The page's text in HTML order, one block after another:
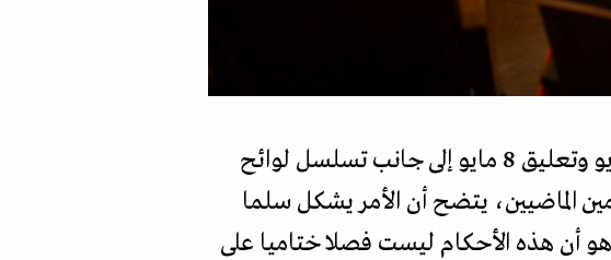
كانت هذه الاختيارات كلها مقصودة. فعند قراءة الأحكام الصادرة في 7 مايو وتعليق 8 مايو إلى جانب تسلسل لوائح
الماضيين، يتضح أن الأمر يشكل سلما
أن هذه الأحكام ليست فصلا ختاميا على